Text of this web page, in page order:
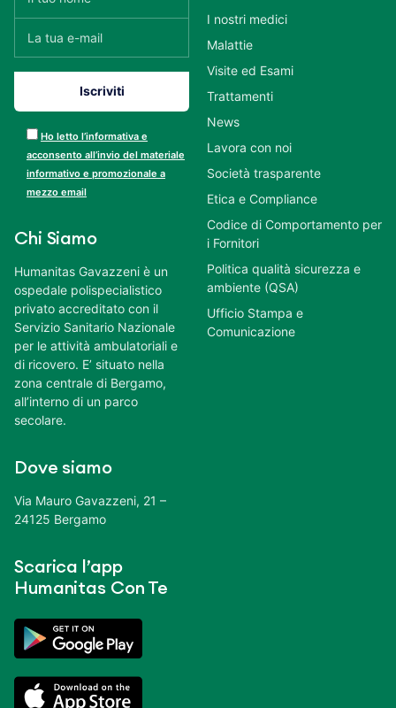
Ho letto l’informativa e
acconsento all’invio del materiale
informativo e promozionale a
mezzo email
Chi Siamo
Humanitas Gavazzeni è un
ospedale polispecialistico
privato accreditato con il
Servizio Sanitario Nazionale
per le attività ambulatoriali e
di ricovero. E’ situato nella
zona centrale di Bergamo,
all’interno di un parco
secolare.
Dove siamo
Via Mauro Gavazzeni, 21 –
24125 Bergamo
Scarica l’app
Humanitas Con Te
I nostri medici
Malattie
Visite ed Esami
Trattamenti
News
Lavora con noi
Società trasparente
Etica e Compliance
Codice di Comportamento per
i Fornitori
Politica qualità sicurezza e
ambiente (QSA)
Ufficio Stampa e
Comunicazione